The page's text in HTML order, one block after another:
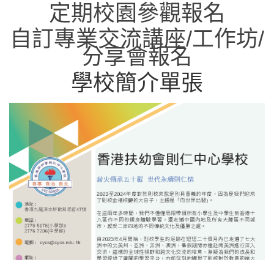
定期校園參觀報名
自訂專業交流講座/工作坊/
分享會報名
學校簡介單張